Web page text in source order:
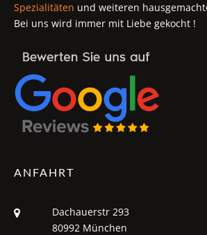
Spezialitäten und weiteren
Bei uns wird immer mit Liebe gekocht !
ANFAHRT
Dachauerstr 293
80992 München